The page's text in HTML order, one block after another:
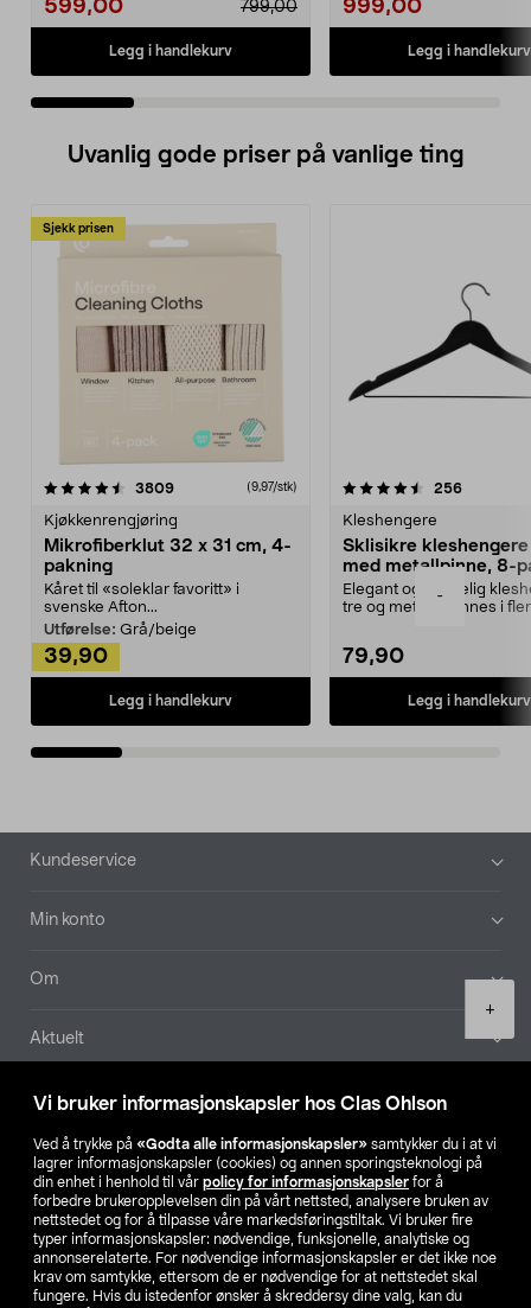
Vi bruker informasjonskapsler hos Clas Ohlson
Ved å trykke på «Godta alle informasjonskapsler» samtykker du i at vi
lagrer informasjonskapsler (cookies) og annen sporingsteknologi på
din enhet i henhold til vår policy for informasjonskapsler for å
forbedre brukeropplevelsen din på vårt nettsted, analysere bruken av
nettstedet og for å tilpasse våre markedsføringstiltak. Vi bruker fire
typer informasjonskapsler: nødvendige, funksjonelle, analytiske og
annonserelaterte. For nødvendige informasjonskapsler er det ikke noe
krav om samtykke, ettersom de er nødvendige for at nettstedet skal
fungere. Hvis du istedenfor ønsker å skreddersy dine valg, kan du
-
+
599,00 799,00
Legg i handlekurv
999,00
Legg i handlekurv
Uvanlig gode priser på vanlige ting
Sjekk prisen
3809anmeldelser(9,97/stk)
Kjøkkenrengjøring
Mikrofiberklut 32 x 31 cm, 4-
pakning
Kåret til «soleklar favoritt» i
svenske Afton...
Utførelse: Grå/beige
39,90
Legg i handlekurv
4.5av 5 stjerner 256
Kleshengere
Sklisikre
med metallpinne, 8-
Elegant og skikkelig
tre og metall – finnes i
79,90
Legg i handlekurv
4.5av 5 stjerner
Bunntekst
Kundeservice
Min konto
Om
Aktuelt
Våre selskaper
Finn din butikk
SE NO FI